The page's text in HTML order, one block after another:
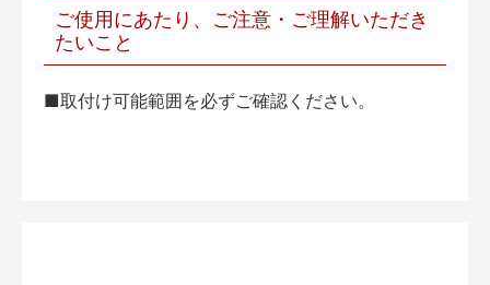
ご使用にあたり、ご注意・ご理解いただき
たいこと
■取付け可能範囲を必ずご確認ください。